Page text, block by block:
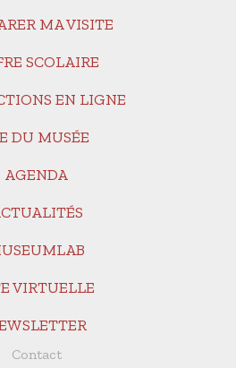
MA VISITE
SCOLAIRE
EN LIGNE
DU MUSÉE
AGENDA
VIRTUELLE
Contact